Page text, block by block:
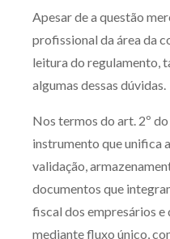
Zênite
Apesar de a questão
profissional da área da
leitura do regulamento,
algumas dessas dúvidas.
Nos termos do art. 2º
instrumento que unifica
validação,
documentos que
fiscal dos empresários e
mediante fluxo único,